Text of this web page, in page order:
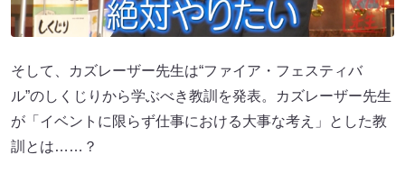
そして、カズレーザー先生は“ファイア・フェスティバ
ル”のしくじりから学ぶべき教訓を発表。カズレーザー先生
が「イベントに限らず仕事における大事な考え」とした教
訓とは……？